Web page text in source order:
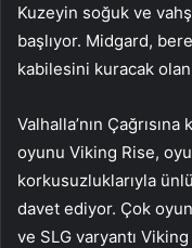
Kuzeyin soğuk ve
başlıyor. Midgard,
kabilesini kuracak
Valhalla’nın
oyunu Viking Rise,
korkusuzluklarıyla
davet ediyor. Çok
ve SLG varyantı